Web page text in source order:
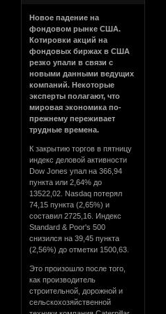
Новое падение на
фондовом рынке США.
Котировки акций на
фондовых биржах в США
резко упали в связи с
новыми данными ведущих
компаний. Некоторые
эксперты полагают, что
мировая экономика по-
прежнему переживает
трудные времена.
К закрытию торгов в пятницу
индекс деловой активности
Dow Jones упал на 366,94
пункта или 2,64% до
13522,02. Nasdaq потерял
74,15 пункта (2,65%) и
составил 2725,16. Индекс
Standard & Poor's 500
снизился на 39,45 пункта
(2,56%) до отметки 1500,63.
Это произошло после того,
как производитель
строительной, дорожной и
сельскохозяйственной